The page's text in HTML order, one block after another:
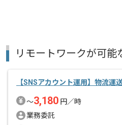
リモートワークが可能
【SNSアカウント運用】物流運
〜3,180 円／時
業務委託